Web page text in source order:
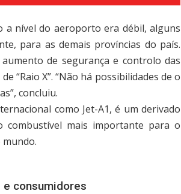
a nível do aeroporto era débil, alguns
para as demais províncias do país.
de segurança e controlo das
“Raio X”. “Não há possibilidades de o
concluiu.
como Jet-A1, é um derivado
mais importante para o
consumidores